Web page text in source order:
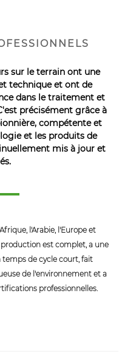
sur le terrain ont une
technique et ont de
dans le traitement et
précisément grâce à
compétente et
et les produits de
mis à jour et
l'Arabie, l'Europe et
est complet, a une
de cycle court, fait
de l'environnement et a
professionnelles.